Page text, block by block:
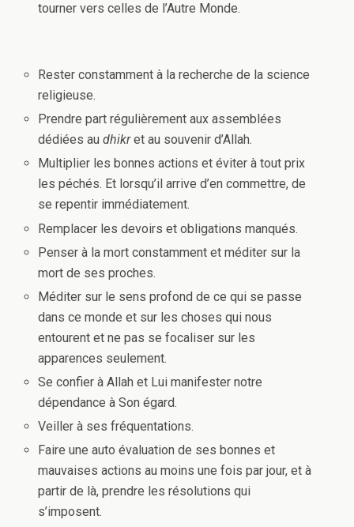
tourner vers celles de l’Autre Monde.
Rester constamment à la recherche de la science
religieuse.
Prendre part régulièrement aux assemblées
dédiées audhikret au souvenir d’Allah.
Multiplier les bonnes actions et éviter à tout prix
les péchés. Et lorsqu’il arrive d’en commettre, de
se repentir immédiatement.
Remplacer les devoirs et obligations manqués.
Penser à la mort constamment et méditer sur la
mort de ses proches.
Méditer sur le sens profond de ce qui se passe
dans ce monde et sur les choses qui nous
entourent et ne pas se focaliser sur les
apparences seulement.
Se confier à Allah et Lui manifester notre
dépendance à Son égard.
Veiller à ses fréquentations.
Faire une auto évaluation de ses bonnes et
mauvaises actions au moins une fois par jour, et à
partir de là, prendre les résolutions qui
s’imposent.